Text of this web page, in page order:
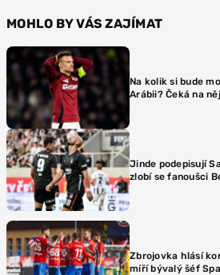
MOHLO BY VÁS ZAJÍMAT
Na kolik si bude
Arábii? Čeká na
Jinde podepisují
zlobí se fanoušci
Zbrojovka hlásí
míří bývalý šéf